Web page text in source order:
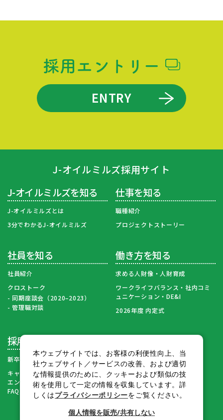
採用エントリー
ENTRY
J-オイルミルズ採用サイト
J-オイルミルズを知る
J-オイルミルズとは
3分でわかるJ-オイルミルズ
仕事を知る
職種紹介
プロジェクトストーリー
社員を知る
社員紹介
クロストーク
同期座談会（2020–2023）
管理職対談
働き方を知る
求める人財像・人財育成
ワークライフバランス・社内コミ
ュニケーション・DE&I
2026年度 内定式
採用情報
新卒採用募集要項・FAQ
キャリア採用・再入社
エントリーページ（募集要項・
FAQ）
本ウェブサイトでは、お客様の利便性向上、当
社ウェブサイト／サービスの改善、および適切
な情報提供のために、クッキーおよび類似の技
術を使用して一定の情報を収集しています。詳
しくはプライバシーポリシーをご覧ください。
個人情報を販売/共有しない